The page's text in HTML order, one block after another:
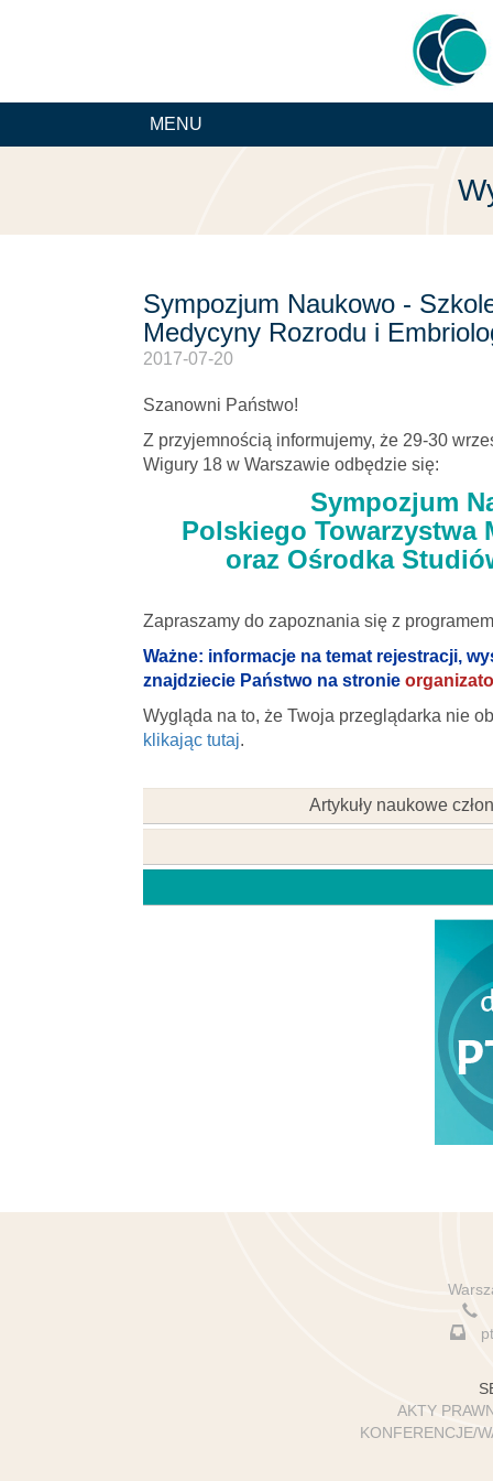
MENU
Sympozjum Naukowo -
Medycyny Rozrodu i
2017-07-20
Szanowni Państwo!
Z przyjemnością informujemy, że 29-30
Wigury 18 w Warszawie odbędzie się:
Sympozjum
Polskiego
oraz Ośrodka
Zapraszamy do zapoznania się z
Ważne: informacje na temat rejestracji,
znajdziecie Państwo na stronie
Wygląda na to, że Twoja przeglądarka nie
klikając tutaj.
Artykuły naukowe
AKTY
KONFERENCJE/